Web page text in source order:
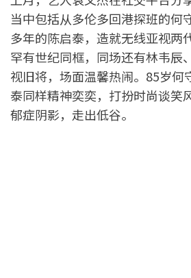
当中包括从多伦多回港探班的何
多年的陈启泰，造就无线亚视两
罕有世纪同框，同场还有林韦辰
视旧将，场面温馨热闹。85岁何
泰同样精神奕奕，打扮时尚谈笑
郁症阴影，走出低谷。